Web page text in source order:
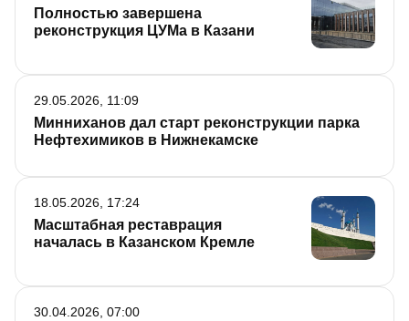
Полностью завершена
реконструкция ЦУМа в Казани
Минниханов дал старт реконструкции парка
Нефтехимиков в Нижнекамске
29.05.2026, 11:09
Масштабная реставрация
началась в Казанском Кремле
18.05.2026, 17:24
30.04.2026, 07:00